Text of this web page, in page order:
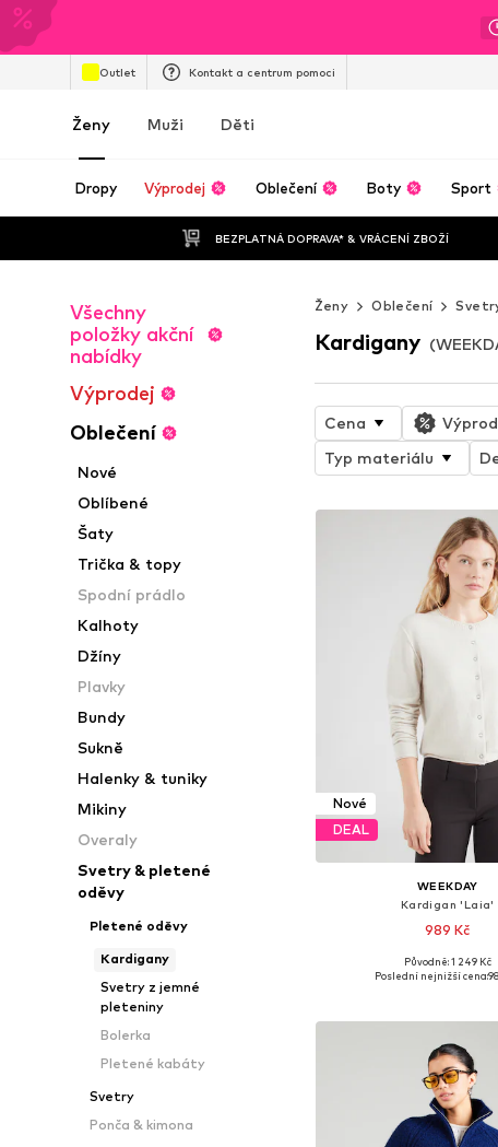
Outlet Kontakt a centrum pomoci
Ženy Muži Děti
Dropy Výprodej Oblečení Boty Sport
BEZPLATNÁ DOPRAVA* & VRÁCENÍ ZBOŽÍ
Všechny
položky akční
nabídky
Výprodej
Oblečení
Nové
Oblíbené
Šaty
Trička & topy
Spodní prádlo
Kalhoty
Džíny
Plavky
Bundy
Sukně
Halenky & tuniky
Mikiny
Overaly
Svetry & pletené
oděvy
Pletené oděvy
Kardigany
Svetry z jemné
pleteniny
Bolerka
Pletené kabáty
Svetry
Ponča & kimona
Ženy Oblečení
Kardigany
Cena
Typ materiálu
Nové
DEAL
WEEKDAY
Kardigan 'Laia'
989 Kč
Dostupné velikosti: XS,
Původně: 1 249 Kč
Poslední nejnižší cena: